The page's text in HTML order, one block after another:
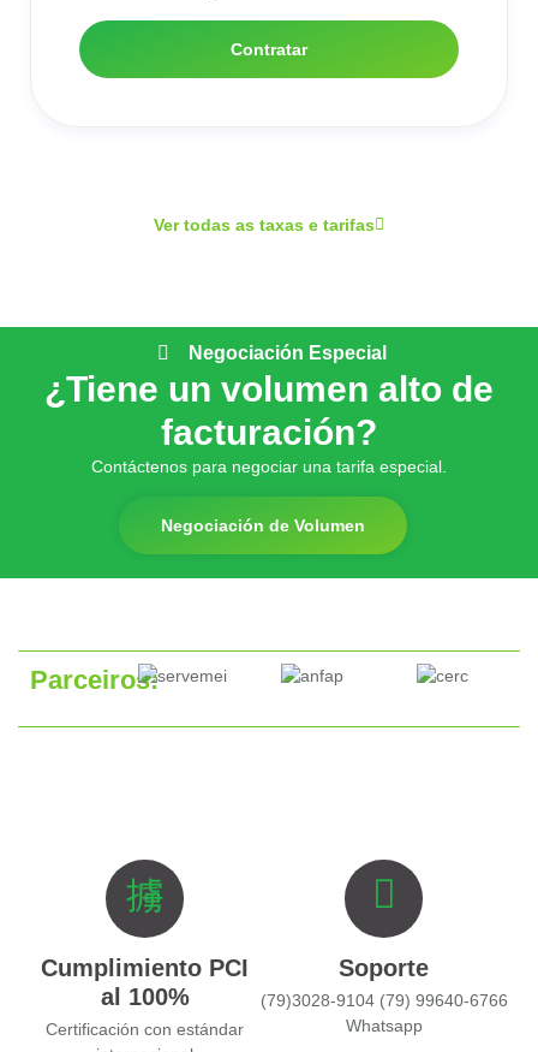
Contratar
Ver todas as taxas e tarifas
Negociación Especial
¿Tiene un volumen alto de
facturación?
Contáctenos para negociar una tarifa especial.
Negociación de Volumen
Parceiros:
Cumplimiento PCI
al 100%
Certificación con estándar
Soporte
(79)3028-9104 (79) 99640-6766
Whatsapp